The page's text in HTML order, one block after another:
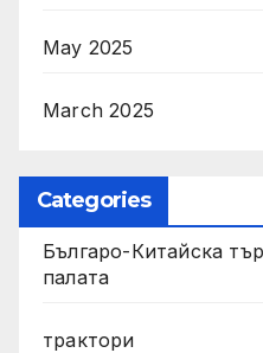
May 2025
March 2025
Categories
Българо-Китайска
палата
трактори